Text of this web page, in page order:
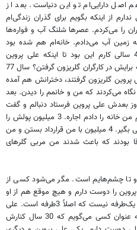
هم اصل دارایی‌ام تو این دنیاست. بعد از
از اینکه بگویم برای گذران زندگی‌ام
را می‌کردم. عصر‌ها شلنگ آب و فواره‌ها
روی دوشم و تا 4 صبح به زمین آب می‌دادم. خانه‌ام هم شده بود
همان بالای ساختمان اداری مجموعه. 4 سالی کارم این بود تا اینکه علی پروین
برگشت به فوتبال. یادتان هست روزی که برایش در کارگران گلریزون گرفتن؟ سال 77
پروین گلریزون گرفتند، دخترانش هم آمده
می‌کردند که من و خانمم را دیدن. بعد
قصه را به علی‌آقا گفتند. 3 روز بعدش علی پروین فرستاد دنبالم و گفت
باید از اینجا بری. برگرد خونه خودت. گفتم من خانه را دادم اجاره. 3 میلیون پولش را
گرفتم. گفت برو باشگاه پولش را از عابدینی بگیر. 4 میلیون با من قرارداد بستن و من
بودند که باعث شدند من مربی گلرهای
تا چشم‌هایم است. مگر می‌شود کسی از
را دوست دارم و هیچ موقع هم از او
بد نمی‌گویم. علی پروین رفاقتش نه تنها یک‌طرفه نیست که اصلاً 3طرفه است. علی
پروین به هیچ‌کس بدی نکرده. این را به عنوان کسی می‌گویم که 30 سال کنارش